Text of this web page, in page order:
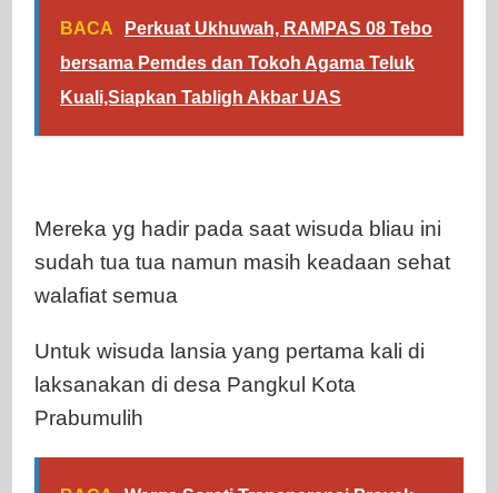
BACA
Perkuat Ukhuwah, RAMPAS 08 Tebo
bersama Pemdes dan Tokoh Agama Teluk
Kuali,Siapkan Tabligh Akbar UAS
Mereka yg hadir pada saat wisuda bliau ini
sudah tua tua namun masih keadaan sehat
walafiat semua
Untuk wisuda lansia yang pertama kali di
laksanakan di desa Pangkul Kota
Prabumulih